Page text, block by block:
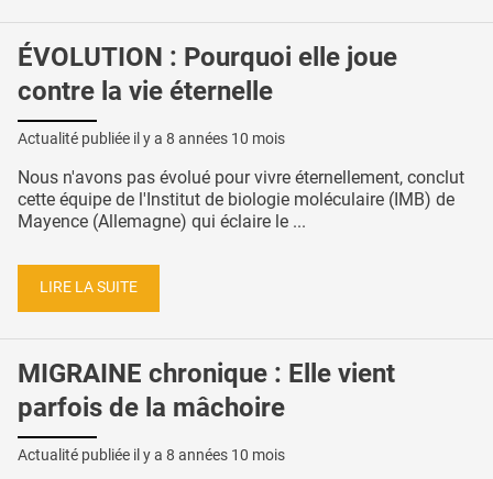
ÉVOLUTION : Pourquoi elle joue
contre la vie éternelle
Actualité publiée il y a 8 années 10 mois
Nous n'avons pas évolué pour vivre éternellement, conclut
cette équipe de l'Institut de biologie moléculaire (IMB) de
Mayence (Allemagne) qui éclaire le ...
LIRE LA SUITE
MIGRAINE chronique : Elle vient
parfois de la mâchoire
Actualité publiée il y a 8 années 10 mois